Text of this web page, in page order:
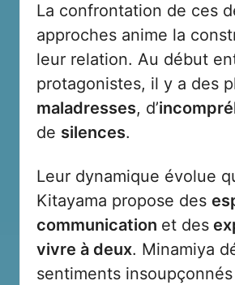
La confrontation de ces
approches anime la
leur relation. Au début
protagonistes, il y a des
maladresses, d’
de silences.
Leur dynamique évolue
Kitayama propose des
communication et des
vivre à deux. Minamiya
sentiments